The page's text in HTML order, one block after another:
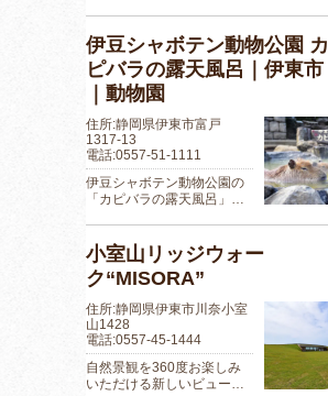
伊豆シャボテン動物公園 カ
ピバラの露天風呂｜伊東市
｜動物園
住所:静岡県伊東市富戸
1317-13
電話:0557-51-1111
伊豆シャボテン動物公園の
「カピバラの露天風呂」…
小室山リッジウォー
ク“MISORA”
住所:静岡県伊東市川奈小室
山1428
電話:0557-45-1444
自然景観を360度お楽しみ
いただける新しいビュー…